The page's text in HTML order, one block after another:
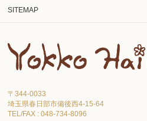
SITEMAP
〒344-0033
埼玉県春日部市備後西4-15-64
TEL/FAX : 048-734-8096